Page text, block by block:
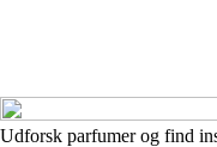
Udforsk parfumer og find